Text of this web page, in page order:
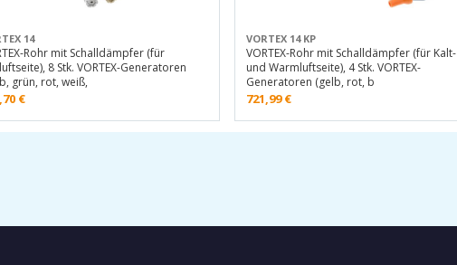
14
Rohr mit Schalldämpfer (für
8 Stk. VORTEX-Generatoren
grün, rot, weiß,
€
VORTEX 14 KP
VORTEX-Rohr mit Schalldämpfer (für Kalt-
und Warmluftseite), 4 Stk. VORTEX-
Generatoren (gelb, rot, b
721,99€